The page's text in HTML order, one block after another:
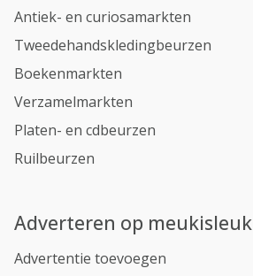
Antiek- en curiosamarkten
Tweedehandskledingbeurzen
Boekenmarkten
Verzamelmarkten
Platen- en cdbeurzen
Ruilbeurzen
Adverteren op meukisleuk
Advertentie toevoegen